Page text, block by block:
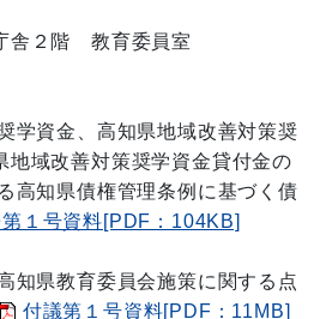
舎２階 教育委員室
学資金、高知県地域改善対策奨
地域改善対策奨学資金貸付金の
債権管理条例に基づく債
１号資料[PDF：104KB]
知県教育委員会施策に関する点
付議第１号資料[PDF：11MB]